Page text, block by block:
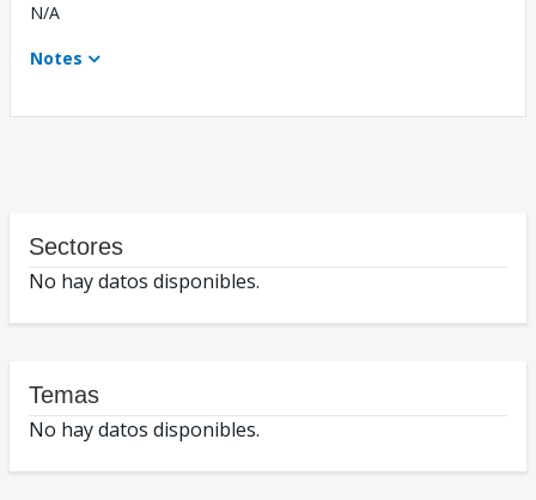
N/A
Notes
Sectores
No hay datos disponibles.
Temas
No hay datos disponibles.